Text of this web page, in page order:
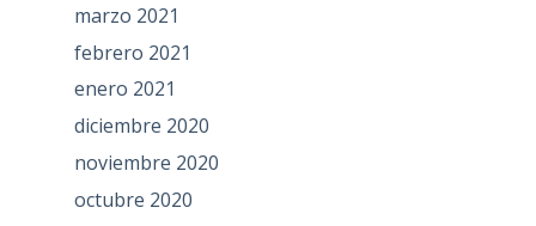
marzo 2021
febrero 2021
enero 2021
diciembre 2020
noviembre 2020
octubre 2020